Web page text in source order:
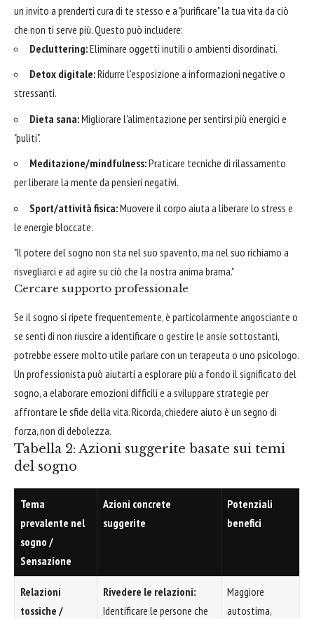
un invito a prenderti cura di te stesso e a "purificare" la tua vita da ciò
che non ti serve più. Questo può includere:
Decluttering:Eliminare oggetti inutili o ambienti disordinati.
Detox digitale:Ridurre l'esposizione a informazioni negative o
stressanti.
Dieta sana:Migliorare l'alimentazione per sentirsi più energici e
"puliti".
Meditazione/mindfulness:Praticare tecniche di rilassamento
per liberare la mente da pensieri negativi.
Sport/attività fisica:Muovere il corpo aiuta a liberare lo stress e
le energie bloccate.
"Il potere del sogno non sta nel suo spavento, ma nel suo richiamo a
risvegliarci e ad agire su ciò che la nostra anima brama."
Cercare supporto professionale
Se il sogno si ripete frequentemente, è particolarmente angosciante o
se senti di non riuscire a identificare o gestire le ansie sottostanti,
potrebbe essere molto utile parlare con un terapeuta o uno psicologo.
Un professionista può aiutarti a esplorare più a fondo il significato del
sogno, a elaborare emozioni difficili e a sviluppare strategie per
affrontare le sfide della vita. Ricorda, chiedere aiuto è un segno di
forza, non di debolezza.
Tabella 2: Azioni suggerite basate sui temi
del sogno
Tema
prevalente nel
sogno /
Sensazione
Azioni concrete
suggerite
Potenziali
benefici
Relazioni
tossiche /
Rivedere le relazioni:
Identificare le persone che
Maggiore
autostima,